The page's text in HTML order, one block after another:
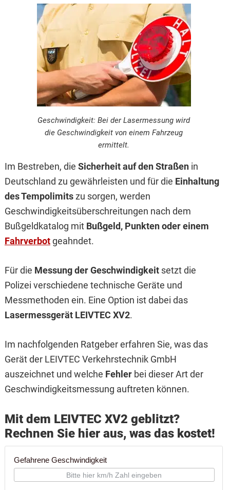
Geschwindigkeit: Bei der Lasermessung wird
die Geschwindigkeit von einem Fahrzeug
ermittelt.
Im Bestreben, die Sicherheit auf den Straßenin
Deutschland zu gewährleisten und für die Einhaltung
des Tempolimitszu sorgen, werden
Geschwindigkeitsüberschreitungen nach dem
Bußgeldkatalog mit Bußgeld, Punkten oder einem
Fahrverbotgeahndet.
Für die Messung der Geschwindigkeitsetzt die
Polizei verschiedene technische Geräte und
Messmethoden ein. Eine Option ist dabei das
Lasermessgerät LEIVTEC XV2.
Im nachfolgenden Ratgeber erfahren Sie, was das
Gerät der LEIVTEC Verkehrstechnik GmbH
auszeichnet und welche Fehlerbei dieser Art der
Geschwindigkeitsmessung auftreten können.
Mit dem LEIVTEC XV2 geblitzt?
Rechnen Sie hier aus, was das kostet!